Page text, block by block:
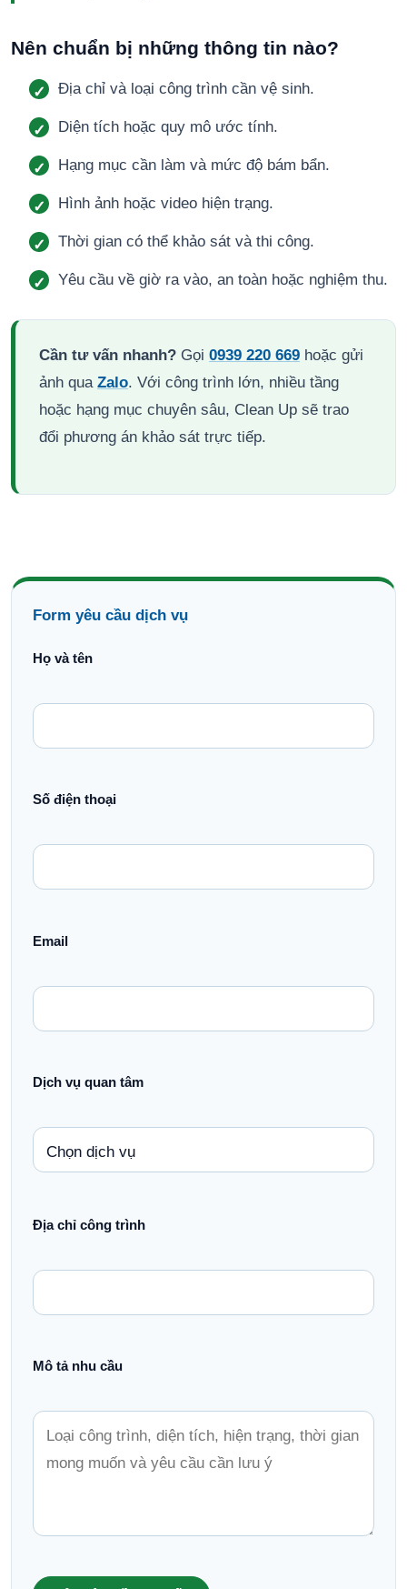
Nên chuẩn bị những thông tin nào?
Địa chỉ và loại công trình cần vệ sinh.
Diện tích hoặc quy mô ước tính.
Hạng mục cần làm và mức độ bám bẩn.
Hình ảnh hoặc video hiện trạng.
Thời gian có thể khảo sát và thi công.
Yêu cầu về giờ ra vào, an toàn hoặc nghiệm thu.
Cần tư vấn nhanh? Gọi 0939 220 669 hoặc gửi
ảnh qua Zalo. Với công trình lớn, nhiều tầng
hoặc hạng mục chuyên sâu, Clean Up sẽ trao
đổi phương án khảo sát trực tiếp.
Form yêu cầu dịch vụ
Họ và tên
Số điện thoại
Email
Dịch vụ quan tâm
Địa chỉ công trình
Mô tả nhu cầu